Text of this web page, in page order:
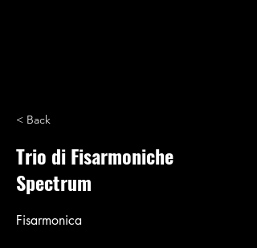
< Back
Trio di Fisarmoniche
Spectrum
Fisarmonica